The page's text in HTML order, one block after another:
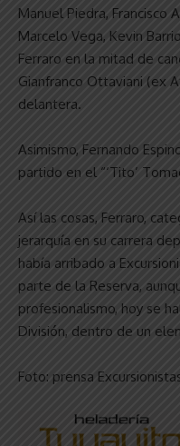
Manuel Piedra, Francisco
Marcelo Vega, Kevin
Ferraro en la mitad de
Gianfranco Ottaviani (ex
delantera.
Asimismo, Fernando
partido en el “‘Tito’
Así las cosas, Ferraro,
jerarquía en su carrera
había arribado a
parte de la Reserva,
profesionalismo, hoy se
División, dentro de un
Foto: prensa